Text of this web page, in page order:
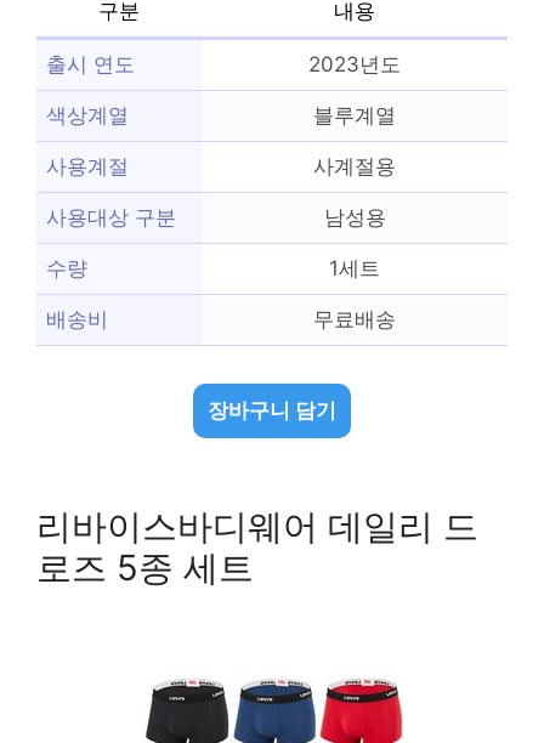
구분 내용
출시 연도 2023년도
색상계열 블루계열
사용계절 사계절용
사용대상 구분 남성용
수량 1세트
배송비 무료배송
장바구니 담기
리바이스바디웨어 데일리 드
로즈 5종 세트